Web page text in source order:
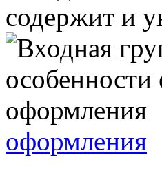
содержит и
оформления